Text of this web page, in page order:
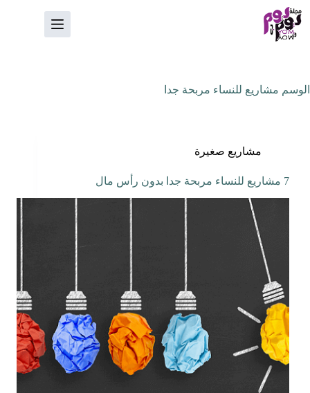
التجاوز
إلى
المحتوى
الوسم مشاريع للنساء مربحة جدا
مشاريع صغيرة
7 مشاريع للنساء مربحة جدا بدون رأس مال